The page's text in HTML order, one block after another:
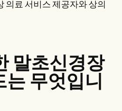
의료 서비스 제공자와 상의
말초신경장
는 무엇입니